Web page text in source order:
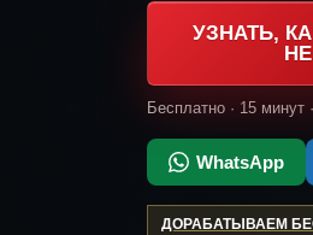
УЗНАТЬ,
Бесплатно · 15
WhatsApp
ДОРАБАТЫВАЕМ